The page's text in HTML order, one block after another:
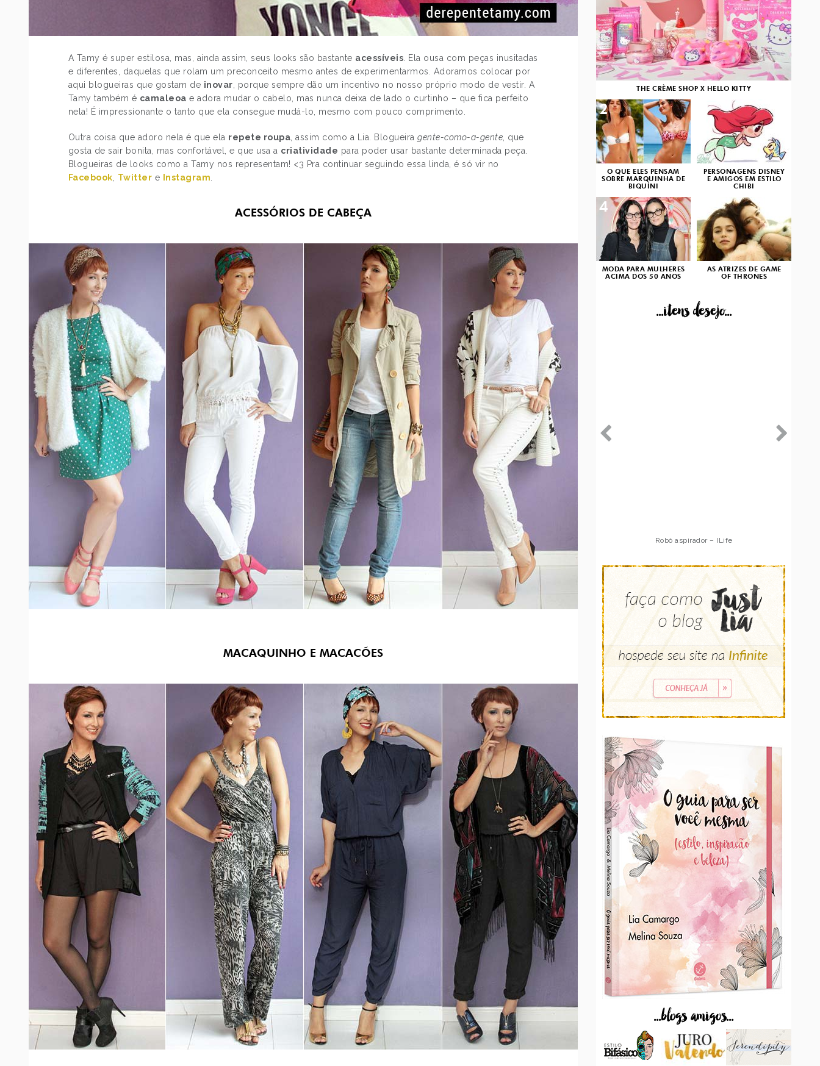
A Tamy é super estilosa, mas, ainda assim, seus looks são bastante acessíveis . Ela ousa com peças inusitadas
e diferentes, daquelas que rolam um preconceito mesmo antes de experimentarmos. Adoramos colocar por
aqui blogueiras que gostam de inovar , porque sempre dão um incentivo no nosso próprio modo de vestir. A
Tamy também é camaleoa e adora mudar o cabelo, mas nunca deixa de lado o curtinho – que fica perfeito
nela! É impressionante o tanto que ela consegue mudá-lo, mesmo com pouco comprimento.
Outra coisa que adoro nela é que ela repete roupa , assim como a Lia. Blogueiragente-como-a-gente , que
gosta de sair bonita, mas confortável, e que usa a criatividade para poder usar bastante determinada peça.
Blogueiras de looks como a Tamy nos representam! <3 Pra continuar seguindo essa linda, é só vir no
Facebook
Twitter e Instagram
ACESSÓRIOS DE CABEÇA
MACAQUINHO E MACACÕES
THE CRÈME SHOP X HELLO KITTY
O QUE ELES PENSAM
SOBRE MARQUINHA DE
BIQUÍNI
2
PERSONAGENS DISNEY
E AMIGOS EM ESTILO
CHIBI
3
MODA PARA MULHERES
ACIMA DOS 50 ANOS
4
AS ATRIZES DE GAME
OF THRONES
...itens desejo...
Robô aspirador – Multilaser
...blogs amigos...